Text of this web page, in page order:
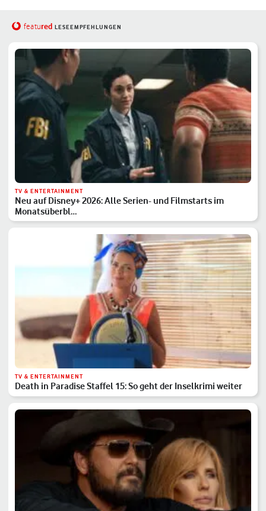
featured LESEEMPFEHLUNGEN
TV & ENTERTAINMENT
Neu auf Disney+ 2026: Alle Serien- und Filmstarts im
Monatsüberbl…
TV & ENTERTAINMENT
Death in Paradise Staffel 15: So geht der Inselkrimi weiter